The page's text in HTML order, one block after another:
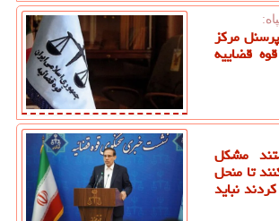
مرکز
قضاییه
مشکل
تا منحل
نباید